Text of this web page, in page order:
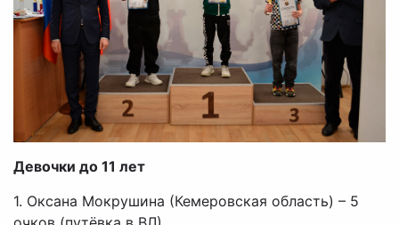
Девочки до 11 лет
1. Оксана Мокрушина (Кемеровская область) – 5